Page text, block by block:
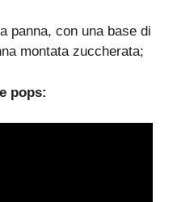
panna, con una base di
montata zuccherata;
pops: